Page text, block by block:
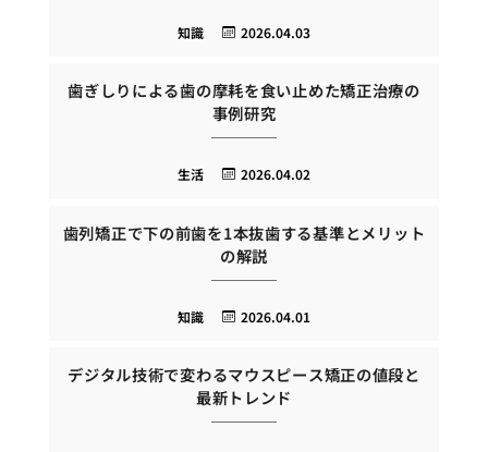
2026.04.03
知識
歯ぎしりによる歯の摩耗を食い止めた矯正治療の
事例研究
2026.04.02
生活
歯列矯正で下の前歯を1本抜歯する基準とメリット
の解説
2026.04.01
知識
デジタル技術で変わるマウスピース矯正の値段と
最新トレンド